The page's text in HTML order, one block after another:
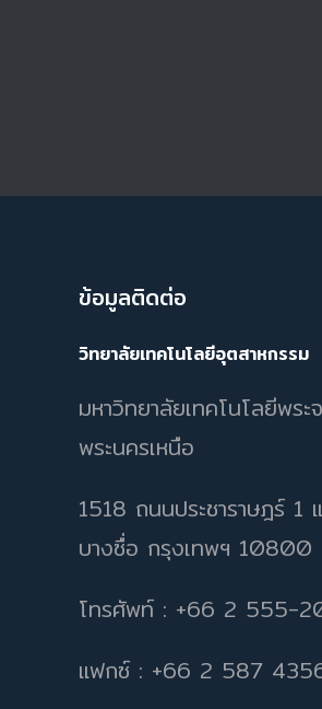
ข้อมูลติดต่อ
วิทยาลัยเทคโนโลยีอุตสาหกรรม
มหาวิทยาลัยเทคโนโลยีพระ
พระนครเหนือ
1518 ถนนประชาราษฎร์ 1
บางซื่อ กรุงเทพฯ 10800
โทรศัพท์ : +66 2 555-
แฟกซ์ : +66 2 587